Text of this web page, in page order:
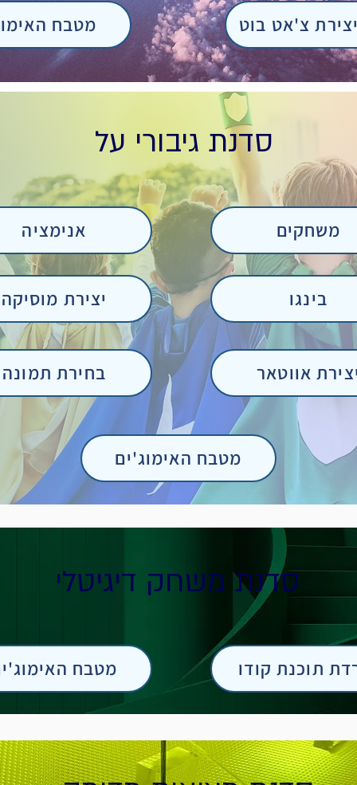
מטבח צ'אט בוט
סדנת משחק דיגיטלי
מטבח תוכנת קודו
סדנת גיבורי על
אנימציה
יצירת מוסיקה
בחירת תמונה
משחקים
בינגו
אווטאר
מטבח האימוג'ים